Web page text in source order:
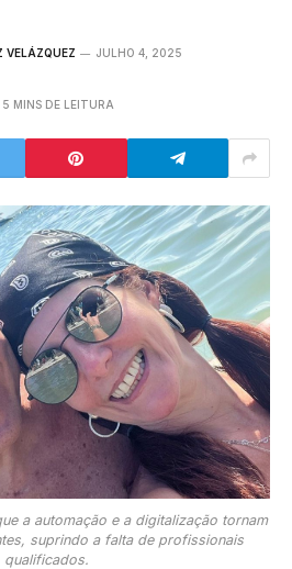
VELÁZQUEZ JULHO 4, 2025
5 MINS DE LEITURA
a automação e a digitalização tornam
suprindo a falta de profissionais
qualificados.